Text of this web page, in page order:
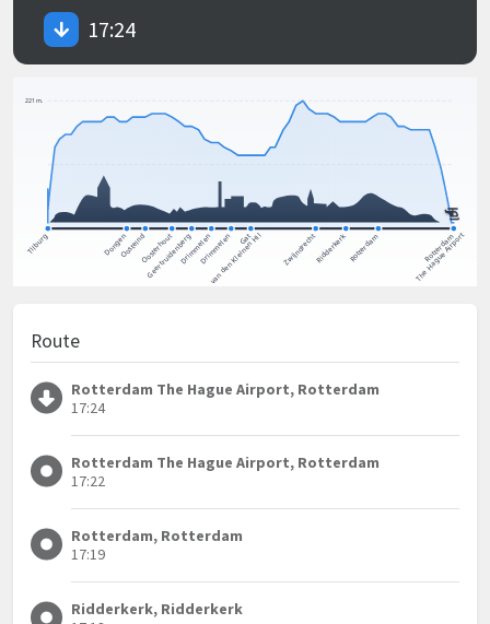
17:24
Route
Rotterdam The Hague Airport, Rotterdam
17:24
Rotterdam The Hague Airport, Rotterdam
17:22
Rotterdam, Rotterdam
17:19
Ridderkerk, Ridderkerk